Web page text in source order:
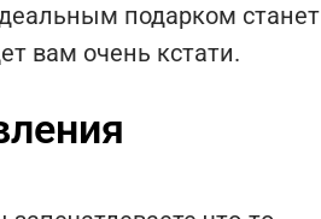
подарком станет
вам очень кстати.